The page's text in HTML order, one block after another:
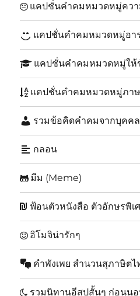
แคปชั่นคำคมหมวดหมู่ควา
แคปชั่นคำคมหมวดหมู่อ
แคปชั่นคำคมหมวดหมู่ให้
แคปชั่นคำคมหมวดหมู่ภา
รวมข้อคิดคำคมจากบุคค
กลอน
มีม (Meme)
ฟ้อนตัวหนังสือ ตัวอักษรพิเ
อิโมจิน่ารักๆ
คำพังเพย สำนวนสุภาษิตไ
รวมนิทานอีสปสั้นๆ ก่อนน